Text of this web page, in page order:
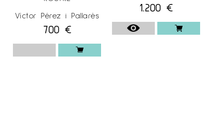
Víctor Pérez i Pallarès
700 €
1.200 €